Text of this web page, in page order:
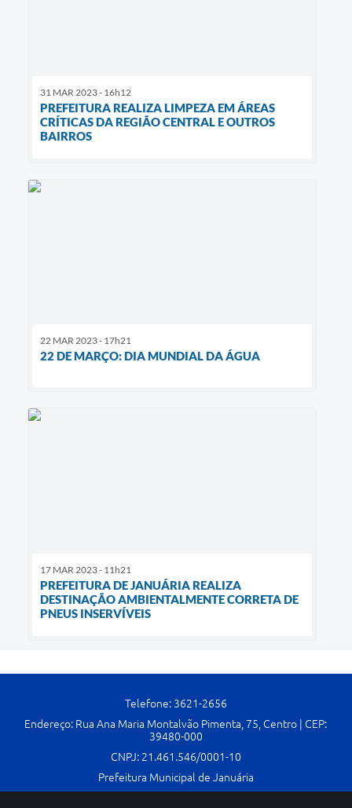
31 MAR 2023 - 16h12
PREFEITURA REALIZA LIMPEZA EM ÁREAS
CRÍTICAS DA REGIÃO CENTRAL E OUTROS
BAIRROS
22 MAR 2023 - 17h21
22 DE MARÇO: DIA MUNDIAL DA ÁGUA
17 MAR 2023 - 11h21
PREFEITURA DE JANUÁRIA REALIZA
DESTINAÇÃO AMBIENTALMENTE CORRETA DE
PNEUS INSERVÍVEIS
Telefone: 3621-2656
Endereço: Rua Ana Maria Montalvão Pimenta, 75, Centro | CEP:
39480-000
CNPJ: 21.461.546/0001-10
Prefeitura Municipal de Januária